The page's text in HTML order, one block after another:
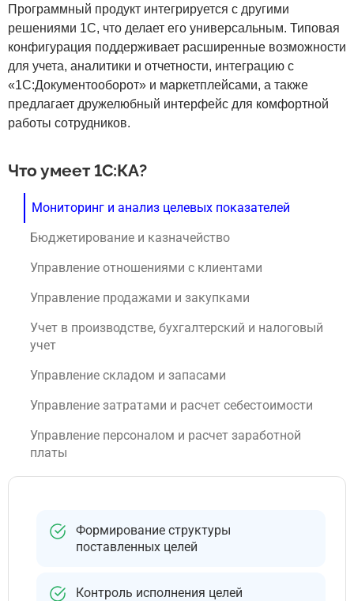
Программный продукт интегрируется с другими
решениями 1С, что делает его универсальным. Типовая
конфигурация поддерживает расширенные возможности
для учета, аналитики и отчетности, интеграцию с
«1С:Документооборот» и маркетплейсами, а также
предлагает дружелюбный интерфейс для комфортной
работы сотрудников.
Что умеет 1С:КА?
Мониторинг и анализ целевых показателей
Бюджетирование и казначейство
Управление отношениями с клиентами
Управление продажами и закупками
Учет в производстве, бухгалтерский и налоговый
учет
Управление складом и запасами
Управление затратами и расчет себестоимости
Управление персоналом и расчет заработной
платы
Формирование структуры
поставленных целей
Контроль исполнения целей